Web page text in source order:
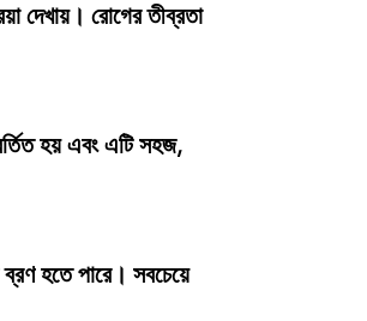
দেখায়। রোগের তীব্রতা
হয় এবং এটি সহজ,
হতে পারে। সবচেয়ে